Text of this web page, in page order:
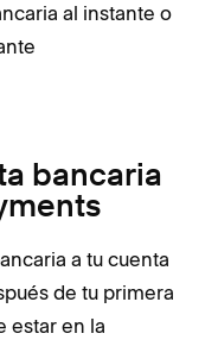
al instante o
bancaria
a tu cuenta
de tu primera
estar en la